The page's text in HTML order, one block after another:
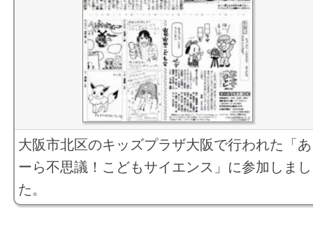
大阪市北区のキッズプラザ大阪で行われた「あ
ーら不思議！こどもサイエンス」に参加しまし
た。